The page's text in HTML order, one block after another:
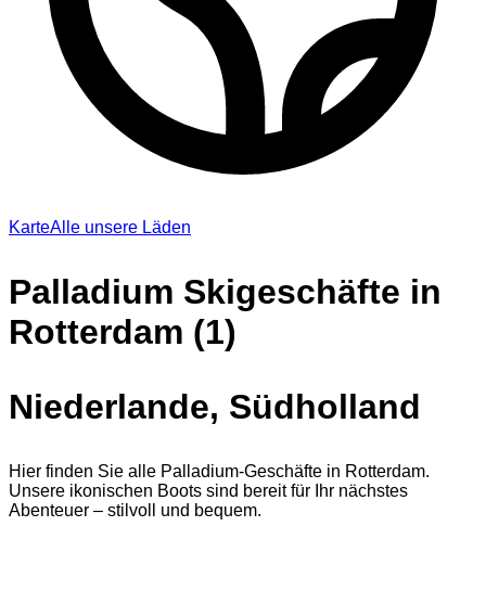
KarteAlle unsere Läden
Palladium Skigeschäfte in
Rotterdam (1)
Niederlande, Südholland
Hier finden Sie alle Palladium-Geschäfte in Rotterdam.
Unsere ikonischen Boots sind bereit für Ihr nächstes
Abenteuer – stilvoll und bequem.